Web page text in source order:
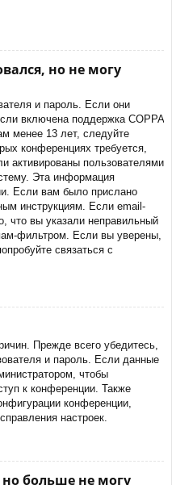
но не могу
и пароль. Если они
включена поддержка COPPA
менее 13 лет, следуйте
конференциях требуется,
активированы пользователями
Эта информация
Если вам было прислано
инструкциям. Если email-
что вы указали неправильный
фильтром. Если вы уверены,
связаться с
Прежде всего убедитесь,
и пароль. Если данные
чтобы
к конференции. Также
конференции,
настроек.
больше не могу